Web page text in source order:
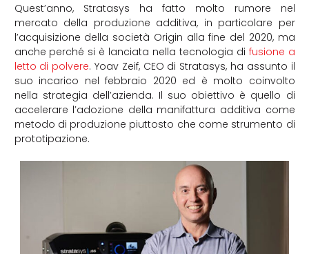
Quest’anno, Stratasys ha fatto molto rumore nel
mercato della produzione additiva, in particolare per
l’acquisizione della società Origin alla fine del 2020, ma
anche perché si è lanciata nella tecnologia di fusione a
letto di polvere. Yoav Zeif, CEO di Stratasys, ha assunto il
suo incarico nel febbraio 2020 ed è molto coinvolto
nella strategia dell’azienda. Il suo obiettivo è quello di
accelerare l’adozione della manifattura additiva come
metodo di produzione piuttosto che come strumento di
prototipazione.